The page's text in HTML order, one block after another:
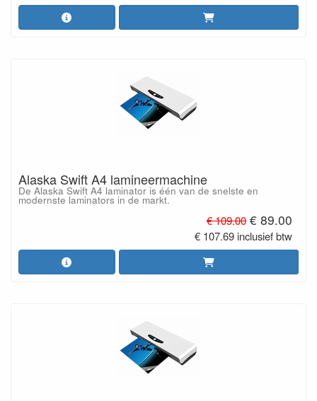
Alaska Swift A4 lamineermachine
De Alaska Swift A4 laminator is één van de snelste en
modernste laminators in de markt.
€ 109.00 € 89.00
€ 107.69 inclusief btw